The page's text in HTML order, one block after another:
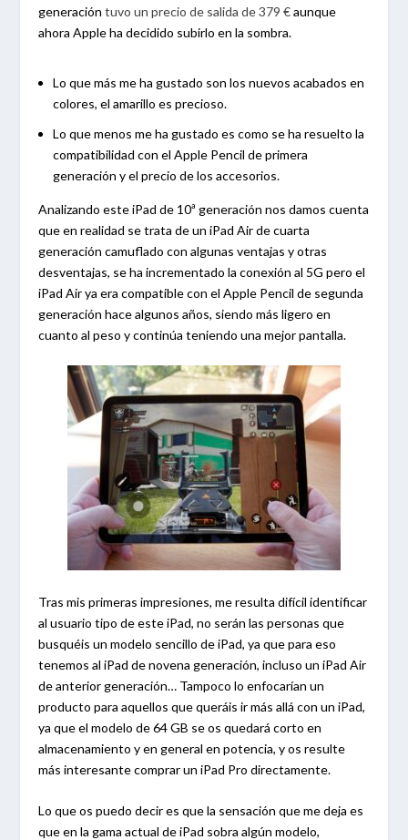
generacióntuvo un precio de salida de 379 €aunque
ahora Apple ha decidido subirlo en la sombra.
Lo que más me ha gustado son los nuevos acabados en
colores, el amarillo es precioso.
Lo que menos me ha gustado es como se ha resuelto la
compatibilidad con el Apple Pencil de primera
generación y el precio de los accesorios.
Analizando este iPad de 10ª generación nos damos cuenta
que en realidad se trata de un iPad Air de cuarta
generación camuflado con algunas ventajas y otras
desventajas, se ha incrementado la conexión al 5G pero el
iPad Air ya era compatible con el Apple Pencil de segunda
generación hace algunos años, siendo más ligero en
cuanto al peso y continúa teniendo una mejor pantalla.
Tras mis primeras impresiones, me resulta difícil identificar
al usuario tipo de este iPad, no serán las personas que
busquéis un modelo sencillo de iPad, ya que para eso
tenemos al iPad de novena generación, incluso un iPad Air
de anterior generación… Tampoco lo enfocarían un
producto para aquellos que queráis ir más allá con un iPad,
ya que el modelo de 64 GB se os quedará corto en
almacenamiento y en general en potencia, y os resulte
más interesante comprar un iPad Pro directamente.
Lo que os puedo decir es que la sensación que me deja es
que en la gama actual de iPad sobra algún modelo,